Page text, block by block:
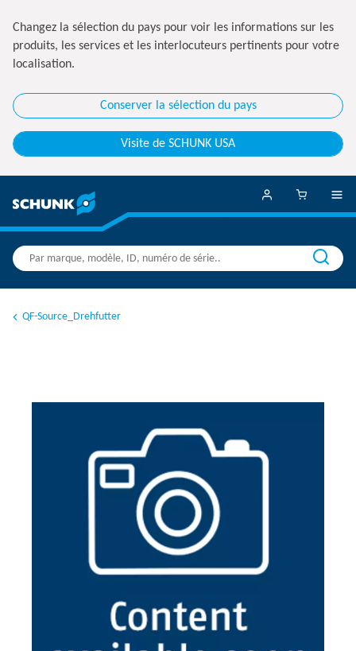
Changez la sélection du pays pour voir les informations sur les
produits, les services et les interlocuteurs pertinents pour votre
localisation.
Conserver la sélection du pays
Visite de SCHUNK USA
QF-Source_Drehfutter